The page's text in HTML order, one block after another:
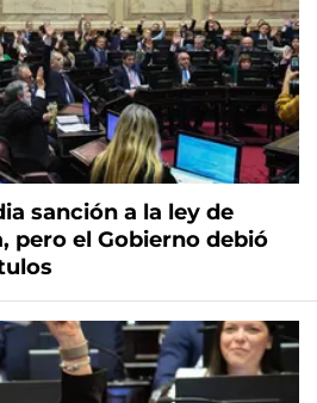
sanción a la ley de
pero el Gobierno debió